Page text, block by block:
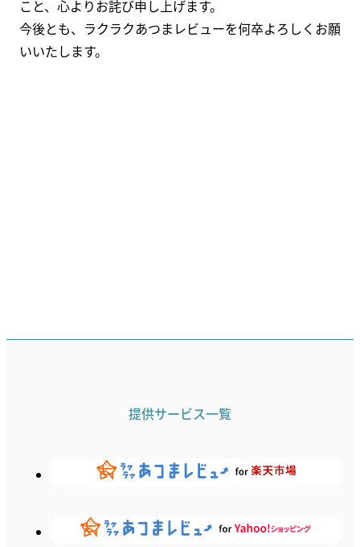
こと、心よりお詫び申し上げます。
今後とも、ラクラクあつまレビューを何卒よろしくお願
いいたします。
提供サービス一覧